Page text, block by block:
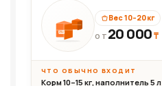
20кг
Вес 10–20 кг
ОТ 20 000₸
ЧТО ОБЫЧНО ВХОДИТ
Корм 10–15 кг, наполнитель 5 л